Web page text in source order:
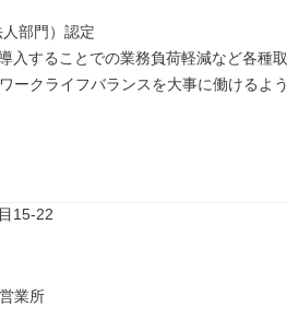
部門）認定
入することでの業務負荷軽減など各種取
ークライフバランスを大事に働けるよう
15-22
業所